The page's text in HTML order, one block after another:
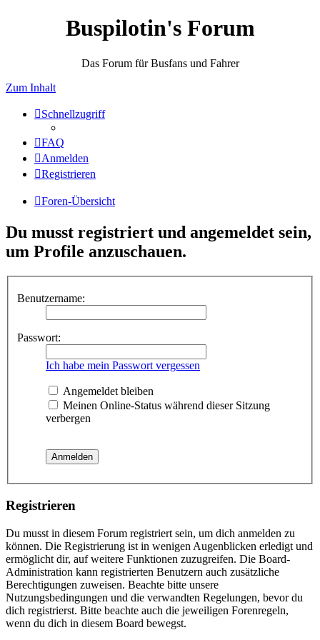
Buspilotin's Forum
Das Forum für Busfans und Fahrer
Zum Inhalt
Schnellzugriff
FAQ
Anmelden
Registrieren
Foren-Übersicht
Du musst registriert und angemeldet sein,
um Profile anzuschauen.
Benutzername:
Passwort:
Ich habe mein Passwort vergessen
Angemeldet bleiben
Meinen Online-Status während dieser Sitzung
verbergen
Registrieren
Du musst in diesem Forum registriert sein, um dich anmelden zu
können. Die Registrierung ist in wenigen Augenblicken erledigt und
ermöglicht dir, auf weitere Funktionen zuzugreifen. Die Board-
Administration kann registrierten Benutzern auch zusätzliche
Berechtigungen zuweisen. Beachte bitte unsere
Nutzungsbedingungen und die verwandten Regelungen, bevor du
dich registrierst. Bitte beachte auch die jeweiligen Forenregeln,
wenn du dich in diesem Board bewegst.